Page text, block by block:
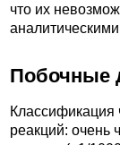
что их
Побочные
Классификация
реакций: очень